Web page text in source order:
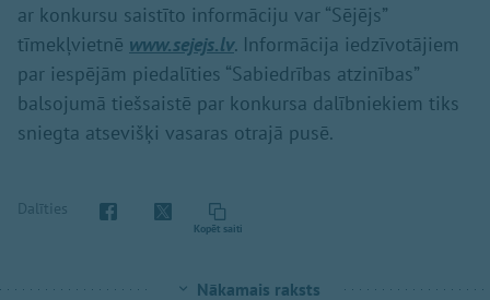
ar konkursu saistīto informāciju var “Sējējs”
tīmekļvietnē www.sejejs.lv. Informācija iedzīvotājiem
par iespējām piedalīties “Sabiedrības atzinības”
balsojumā tiešsaistē par konkursa dalībniekiem tiks
sniegta atsevišķi vasaras otrajā pusē.
Dalīties
Kopēt saiti
Nākamais raksts